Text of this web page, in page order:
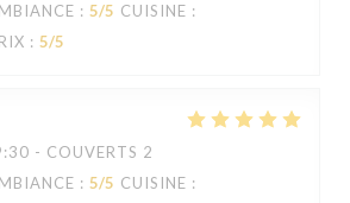
: 5/5 CUISINE :
: 5/5
- COUVERTS 2
: 5/5 CUISINE :